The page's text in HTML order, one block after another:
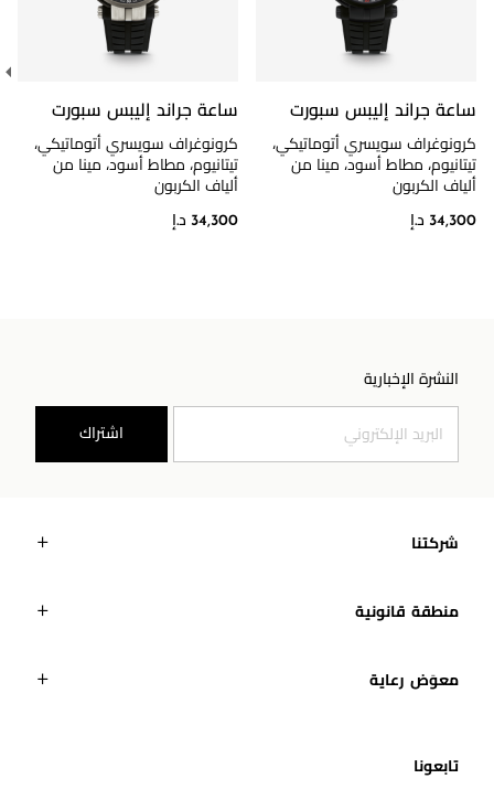
ساعة جراند إليبس سبورت
كرونوغراف سويسري أتوماتيكي،
تيتانيوم، مطاط أسود، مينا من
ألياف الكربون
34,300 د.إ
ساعة جراند إليبس سبورت
كرونوغراف سويسري أتوماتيكي،
تيتانيوم، مطاط أسود، مينا من
ألياف الكربون
34,300 د.إ
النشرة الإخبارية
اشتراك
شركتنا
منطقة قانونية
معوَض رعاية
تابعونا​